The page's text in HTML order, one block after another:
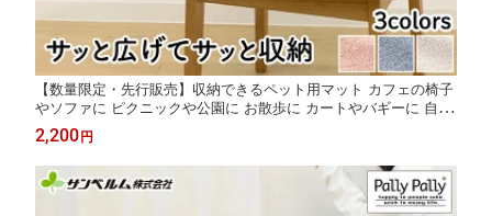
【数量限定・先行販売】収納できるペット用マット カフェの椅子
やソファに ピクニックや公園に お散歩に カートやバギーに 自動
車のシートに イベントに コンパクトに畳める ズレ落防止 引っ掻
きに強い 犬用 洗濯機で洗える サンベルム PallyPally おでかけカ
フェマット
2,200 円